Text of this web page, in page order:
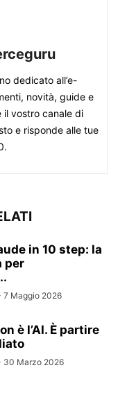
dedicato all’e-
novità, guide e
il vostro canale di
e risponde alle tue
in 10 step: la
per
7 Maggio 2026
è l’AI. È partire
30 Marzo 2026